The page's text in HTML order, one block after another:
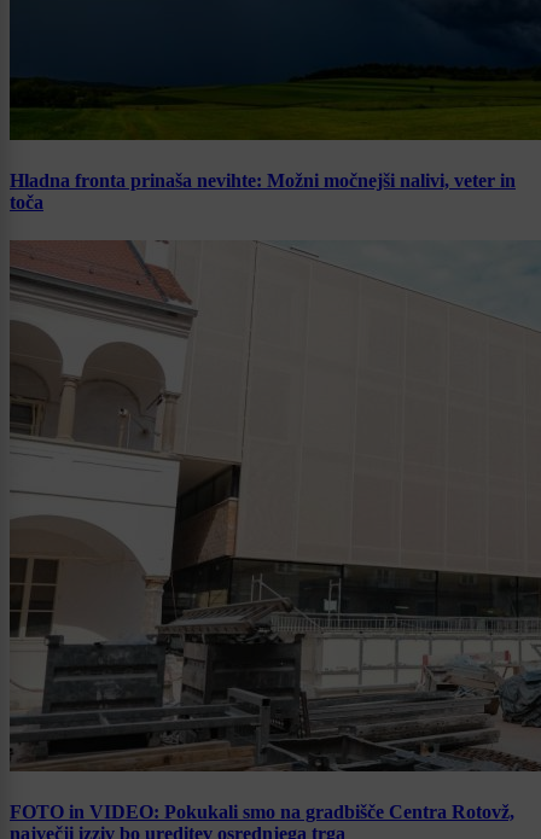
Hladna fronta prinaša nevihte: Možni močnejši nalivi, veter in
toča
FOTO in VIDEO: Pokukali smo na gradbišče Centra Rotovž,
največji izziv bo ureditev osrednjega trga